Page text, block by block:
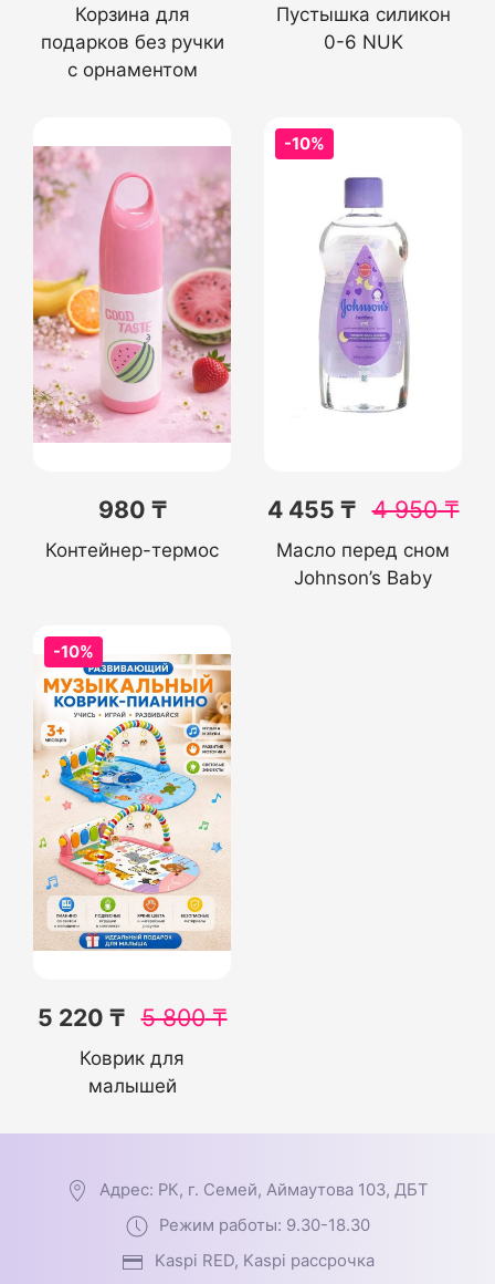
Корзина для
подарков без ручки
с орнаментом
Пустышка силикон
0-6 NUK
980 ₸
Контейнер-термос
-10%
4 455 ₸ 4 950₸
Масло перед сном
Johnson’s Baby
-10%
5 220 ₸ 5 800₸
Коврик для
малышей
Адрес: РК, г. Семей, Аймаутова 103, ДБТ
Режим работы: 9.30-18.30
Kaspi RED, Kaspi рассрочка